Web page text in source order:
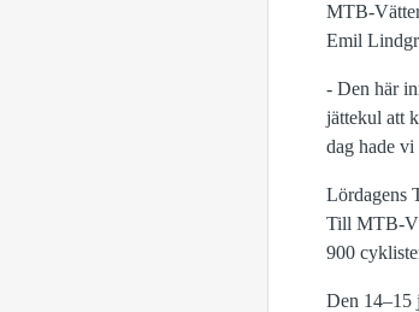
MTB-
Emil
- Den här
jättekul att
dag hade
Lördagens
Till MTB-
900
Den 14–15